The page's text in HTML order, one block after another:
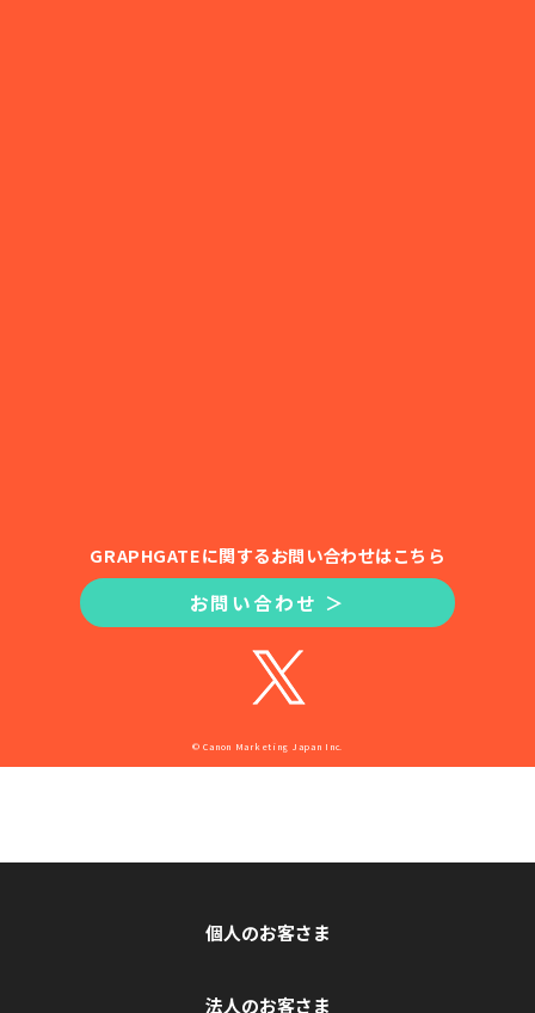
GRAPHGATEに関するお問い合わせはこちら
お問い合わせ ＞
© Canon Marketing Japan Inc.
個人のお客さま
法人のお客さま